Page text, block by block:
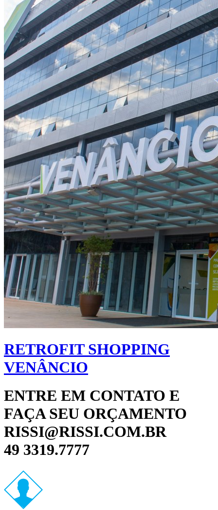
RETROFIT SHOPPING
VENÂNCIO
ENTRE EM CONTATO E
FAÇA SEU ORÇAMENTO
RISSI@RISSI.COM.BR
49 3319.7777